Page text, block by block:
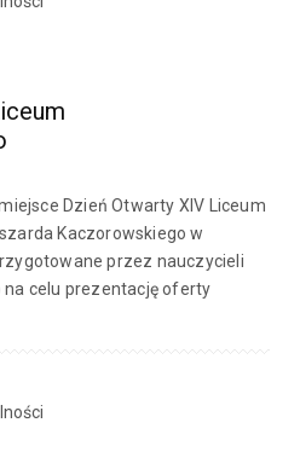
Dzień Otwarty XIV Liceum
Kaczorowskiego w
przez nauczycieli
na celu prezentację oferty